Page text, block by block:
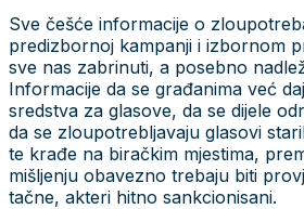
Sve češće informacije o
predizbornoj kampanji i izbornom
sve nas zabrinuti, a posebno
Informacije da se građanima već
sredstva za glasove, da se dijele
da se zloupotrebljavaju glasovi
te krađe na biračkim mjestima,
mišljenju obavezno trebaju biti
tačne, akteri hitno sankcionisani.